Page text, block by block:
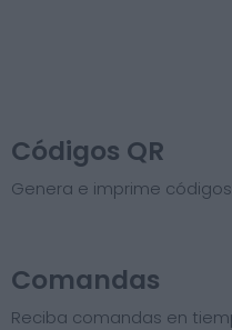
Códigos QR
Genera e imprime
Comandas
Reciba comandas en